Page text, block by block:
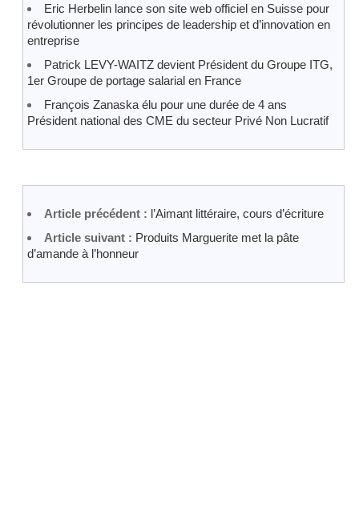
Eric Herbelin lance son site web officiel en Suisse pour
révolutionner les principes de leadership et d’innovation en
entreprise
Patrick LEVY-WAITZ devient Président du Groupe ITG,
1er Groupe de portage salarial en France
François Zanaska élu pour une durée de 4 ans
Président national des CME du secteur Privé Non Lucratif
Article précédent : l’Aimant littéraire, cours d’écriture
Article suivant : Produits Marguerite met la pâte
d’amande à l’honneur